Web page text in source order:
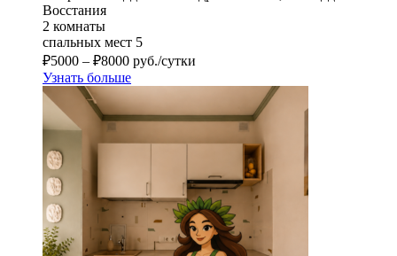
Восстания
2 комнаты
спальных мест 5
₽5000 – ₽8000 руб./сутки
Узнать больше